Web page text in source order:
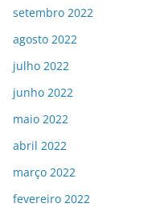
setembro 2022
agosto 2022
julho 2022
junho 2022
maio 2022
abril 2022
março 2022
fevereiro 2022